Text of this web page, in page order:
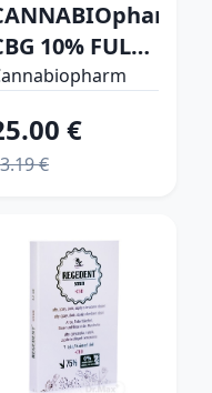
VÝŽIVY >
10% FULL
€
€